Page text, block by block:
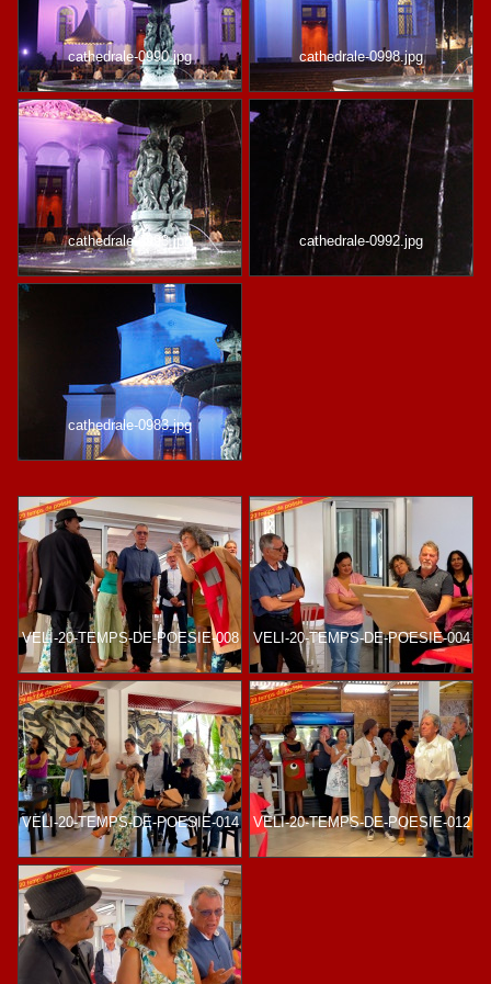
cathedrale-0990.jpg cathedrale-0998.jpg
cathedrale-0993.jpg cathedrale-0992.jpg
cathedrale-0983.jpg
VELI-20-TEMPS-DE-POESIE-008 VELI-20-TEMPS-DE-POESIE-004
VELI-20-TEMPS-DE-POESIE-014 VELI-20-TEMPS-DE-POESIE-012